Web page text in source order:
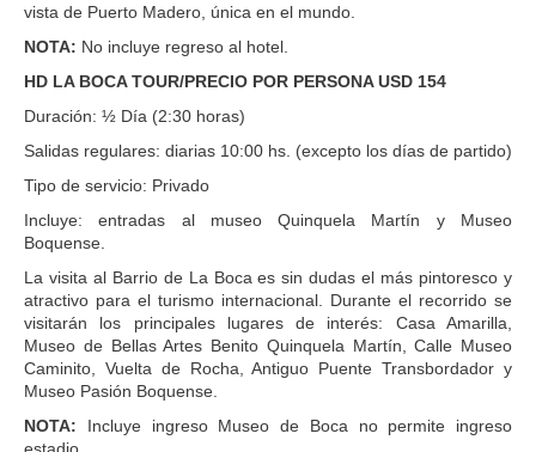
vista de Puerto Madero, única en el mundo.
NOTA: No incluye regreso al hotel.
HD LA BOCA TOUR/PRECIO POR PERSONA USD 154
Duración: ½ Día (2:30 horas)
Salidas regulares: diarias 10:00 hs. (excepto los días de partido)
Tipo de servicio: Privado
Incluye: entradas al museo Quinquela Martín y Museo
Boquense.
La visita al Barrio de La Boca es sin dudas el más pintoresco y
atractivo para el turismo internacional. Durante el recorrido se
visitarán los principales lugares de interés: Casa Amarilla,
Museo de Bellas Artes Benito Quinquela Martín, Calle Museo
Caminito, Vuelta de Rocha, Antiguo Puente Transbordador y
Museo Pasión Boquense.
NOTA: Incluye ingreso Museo de Boca no permite ingreso
estadio.